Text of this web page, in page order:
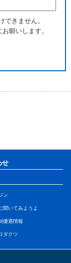
きません。
お願いします。
せ
ン
聞いてみようよ
優遇情報
ダクツ